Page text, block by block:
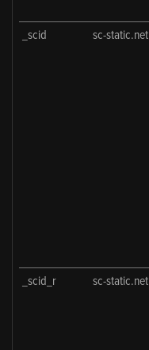
_scid sc-static.net
_scid_r sc-static.net